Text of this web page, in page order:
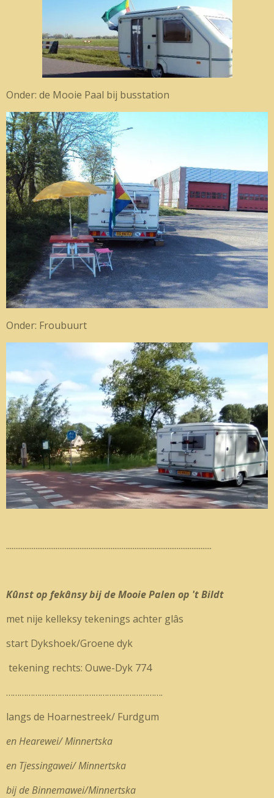
Onder: de Mooie Paal bij busstation
Onder: Froubuurt
................................................................................................................
Kûnst op fekânsy bij de Mooie Palen op 't Bildt
met nije kelleksy tekenings achter glâs
start Dykshoek/Groene dyk
tekening rechts: Ouwe-Dyk 774
…………………………………………………………….
langs de Hoarnestreek/ Furdgum
en Hearewei/ Minnertska
en Tjessingawei/ Minnertska
bij de Binnemawei/Minnertska